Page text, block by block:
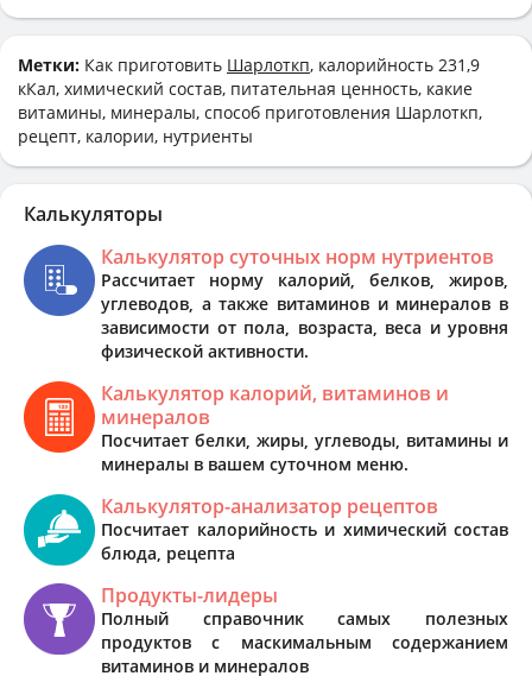
Метки: Как приготовить Шарлоткп, калорийность 231,9
кКал, химический состав, питательная ценность, какие
витамины, минералы, способ приготовления Шарлоткп,
рецепт, калории, нутриенты
Калькуляторы
Калькулятор суточных норм нутриентов
Рассчитает норму калорий, белков, жиров,
углеводов, а также витаминов и минералов в
зависимости от пола, возраста, веса и уровня
физической активности.
Калькулятор калорий, витаминов и
минералов
Посчитает белки, жиры, углеводы, витамины и
минералы в вашем суточном меню.
Калькулятор-анализатор рецептов
Посчитает калорийность и химический состав
блюда, рецепта
Продукты-лидеры
Полный справочник самых полезных
продуктов с маскимальным содержанием
витаминов и минералов